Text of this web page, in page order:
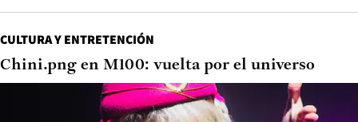
CULTURA Y ENTRETENCIÓN
Chini.png en M100: vuelta por el universo